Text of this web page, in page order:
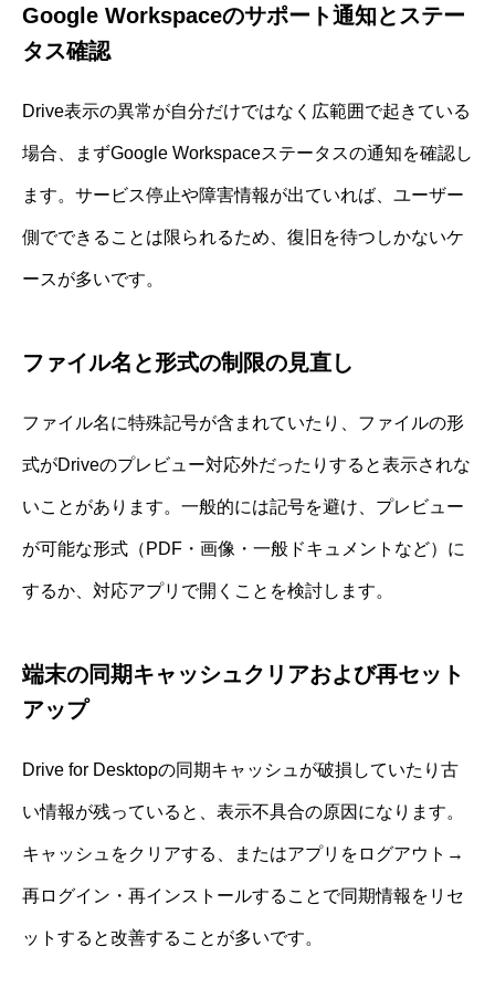
Google Workspaceのサポート通知とステー
タス確認
Drive表示の異常が自分だけではなく広範囲で起きている
場合、まずGoogle Workspaceステータスの通知を確認し
ます。サービス停止や障害情報が出ていれば、ユーザー
側でできることは限られるため、復旧を待つしかないケ
ースが多いです。
ファイル名と形式の制限の見直し
ファイル名に特殊記号が含まれていたり、ファイルの形
式がDriveのプレビュー対応外だったりすると表示されな
いことがあります。一般的には記号を避け、プレビュー
が可能な形式（PDF・画像・一般ドキュメントなど）に
するか、対応アプリで開くことを検討します。
端末の同期キャッシュクリアおよび再セット
アップ
Drive for Desktopの同期キャッシュが破損していたり古
い情報が残っていると、表示不具合の原因になります。
キャッシュをクリアする、またはアプリをログアウト→
再ログイン・再インストールすることで同期情報をリセ
ットすると改善することが多いです。